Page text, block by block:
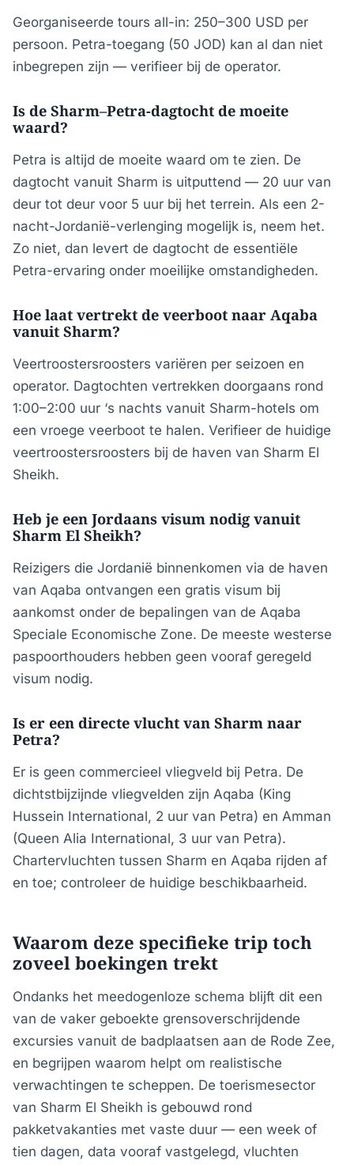
Georganiseerde tours all-in: 250–300 USD per
persoon. Petra-toegang (50 JOD) kan al dan niet
inbegrepen zijn — verifieer bij de operator.
Is de Sharm–Petra-dagtocht de moeite
waard?
Petra is altijd de moeite waard om te zien. De
dagtocht vanuit Sharm is uitputtend — 20 uur van
deur tot deur voor 5 uur bij het terrein. Als een 2-
nacht-Jordanië-verlenging mogelijk is, neem het.
Zo niet, dan levert de dagtocht de essentiële
Petra-ervaring onder moeilijke omstandigheden.
Hoe laat vertrekt de veerboot naar Aqaba
vanuit Sharm?
Veertroostersroosters variëren per seizoen en
operator. Dagtochten vertrekken doorgaans rond
1:00–2:00 uur ‘s nachts vanuit Sharm-hotels om
een vroege veerboot te halen. Verifieer de huidige
veertroostersroosters bij de haven van Sharm El
Sheikh.
Heb je een Jordaans visum nodig vanuit
Sharm El Sheikh?
Reizigers die Jordanië binnenkomen via de haven
van Aqaba ontvangen een gratis visum bij
aankomst onder de bepalingen van de Aqaba
Speciale Economische Zone. De meeste westerse
paspoorthouders hebben geen vooraf geregeld
visum nodig.
Is er een directe vlucht van Sharm naar
Petra?
Er is geen commercieel vliegveld bij Petra. De
dichtstbijzijnde vliegvelden zijn Aqaba (King
Hussein International, 2 uur van Petra) en Amman
(Queen Alia International, 3 uur van Petra).
Chartervluchten tussen Sharm en Aqaba rijden af
en toe; controleer de huidige beschikbaarheid.
Waarom deze specifieke trip toch
zoveel boekingen trekt
Ondanks het meedogenloze schema blijft dit een
van de vaker geboekte grensoverschrijdende
excursies vanuit de badplaatsen aan de Rode Zee,
en begrijpen waarom helpt om realistische
verwachtingen te scheppen. De toerismesector
van Sharm El Sheikh is gebouwd rond
pakketvakanties met vaste duur — een week of
tien dagen, data vooraf vastgelegd, vluchten